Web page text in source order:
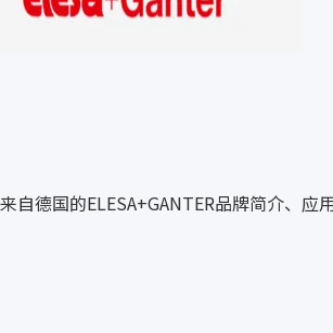
来自德国的ELESA+GANTER品牌简介、应